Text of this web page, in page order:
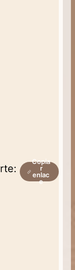
Copia
r
enlac
e